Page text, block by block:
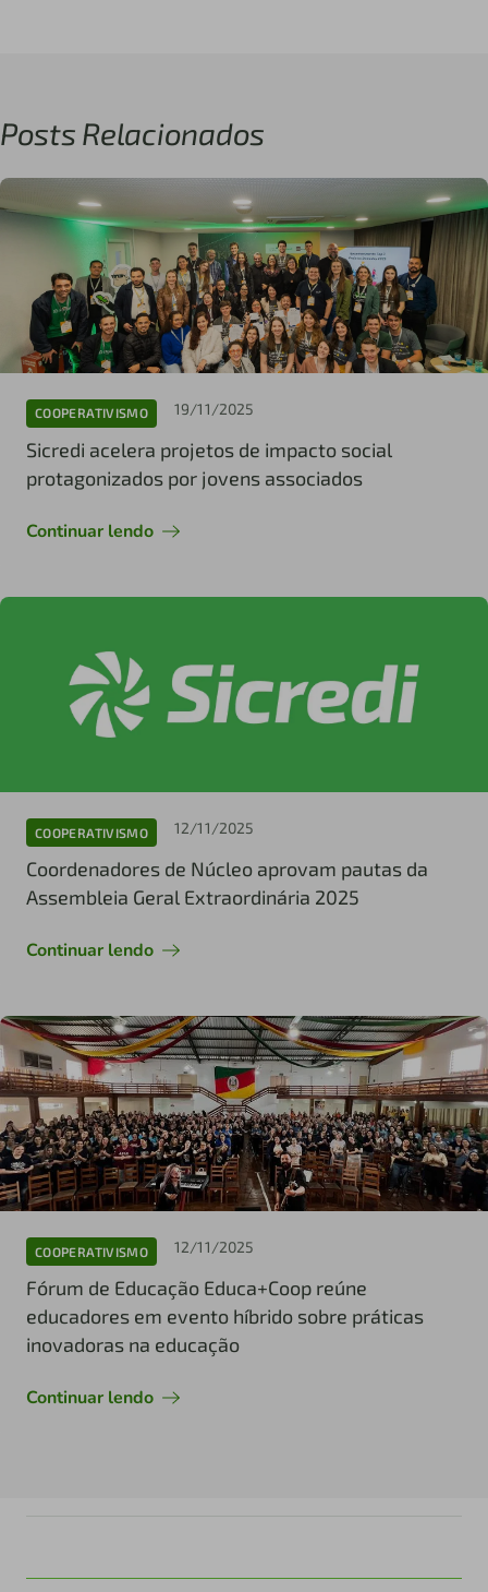
Posts Relacionados
COOPERATIVISMO 19/11/2025
Sicredi acelera projetos de impacto social
protagonizados por jovens associados
Continuar lendo
COOPERATIVISMO 12/11/2025
Coordenadores de Núcleo aprovam pautas da
Assembleia Geral Extraordinária 2025
Continuar lendo
COOPERATIVISMO 12/11/2025
Fórum de Educação Educa+Coop reúne
educadores em evento híbrido sobre práticas
inovadoras na educação
Continuar lendo